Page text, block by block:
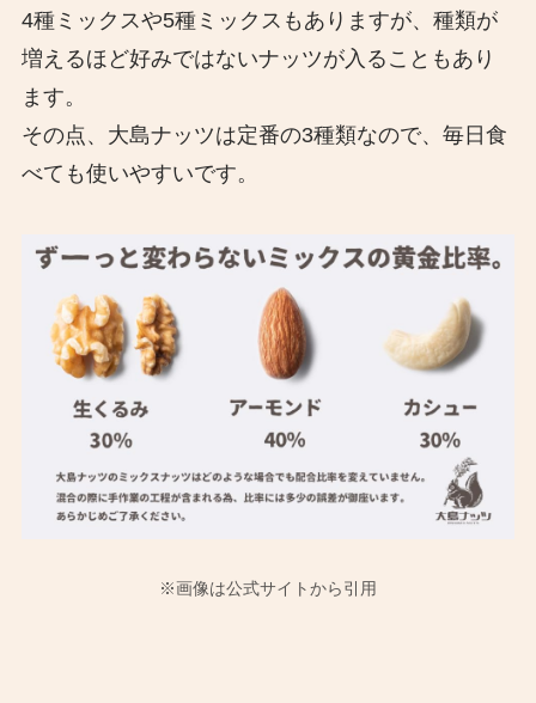
4種ミックスや5種ミックスもありますが、種類が
増えるほど好みではないナッツが入ることもあり
ます。
その点、大島ナッツは定番の3種類なので、毎日食
べても使いやすいです。
※画像は公式サイトから引用